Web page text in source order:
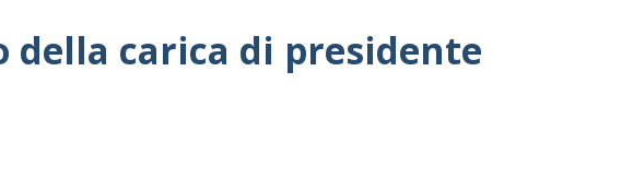
della carica di presidente